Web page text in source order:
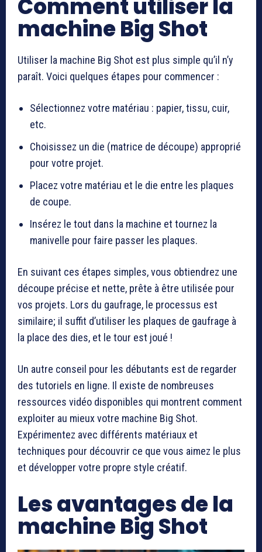
Comment utiliser la
machine Big Shot
Utiliser la machine Big Shot est plus simple qu’il n’y
paraît. Voici quelques étapes pour commencer :
Sélectionnez votre matériau : papier, tissu, cuir,
etc.
Choisissez un die (matrice de découpe) approprié
pour votre projet.
Placez votre matériau et le die entre les plaques
de coupe.
Insérez le tout dans la machine et tournez la
manivelle pour faire passer les plaques.
En suivant ces étapes simples, vous obtiendrez une
découpe précise et nette, prête à être utilisée pour
vos projets. Lors du gaufrage, le processus est
similaire; il suffit d’utiliser les plaques de gaufrage à
la place des dies, et le tour est joué !
Un autre conseil pour les débutants est de regarder
des tutoriels en ligne. Il existe de nombreuses
ressources vidéo disponibles qui montrent comment
exploiter au mieux votre machine Big Shot.
Expérimentez avec différents matériaux et
techniques pour découvrir ce que vous aimez le plus
et développer votre propre style créatif.
Les avantages de la
machine Big Shot